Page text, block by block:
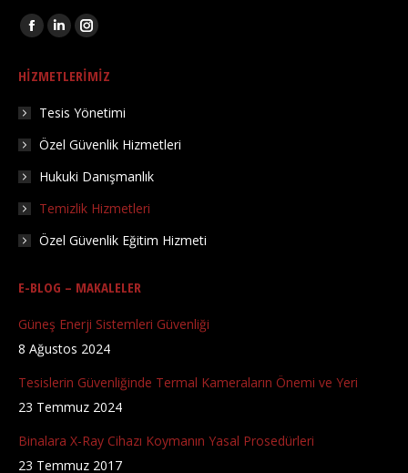
Find us on:
Facebook
opens
in
window
Linkedin
opens
in
window
Instagram
opens
in
window
HIZMETLERIMIZ
Tesis Yönetimi
Özel Güvenlik Hizmetleri
Hukuki Danışmanlık
Temizlik Hizmetleri
Özel Güvenlik Eğitim Hizmeti
E-BLOG – MAKALELER
Güneş Enerji Sistemleri Güvenliği
8 Ağustos 2024
Tesislerin Güvenliğinde Termal Kameraların Önemi ve Yeri
23 Temmuz 2024
Binalara X-Ray Cihazı Koymanın Yasal Prosedürleri
23 Temmuz 2017